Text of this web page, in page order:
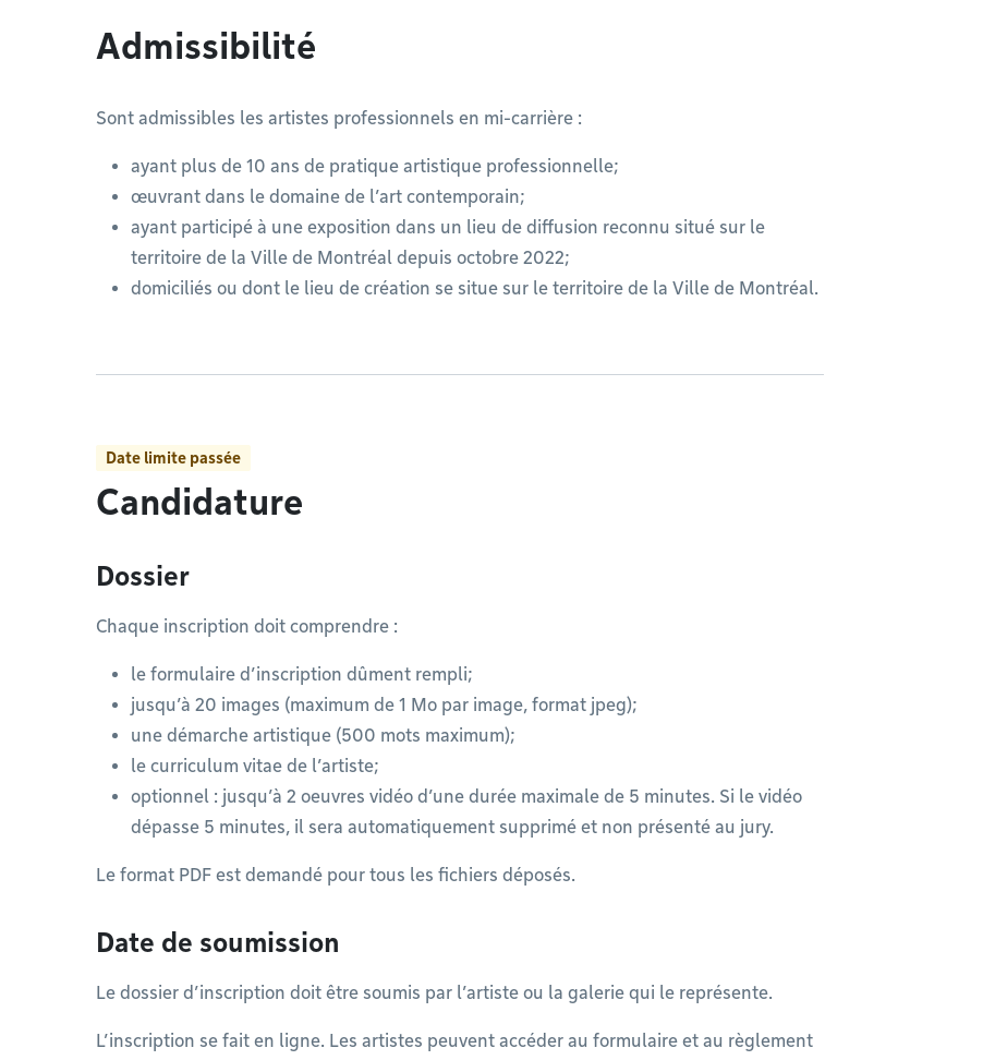
Admissibilité
Sont admissibles les artistes professionnels en mi-carrière :
ayant plus de 10 ans de pratique artistique professionnelle;
œuvrant dans le domaine de l’art contemporain;
ayant participé à une exposition dans un lieu de diffusion reconnu situé sur le
territoire de la Ville de Montréal depuis octobre 2022;
domiciliés ou dont le lieu de création se situe sur le territoire de la Ville de Montréal.
Date limite passée
Candidature
Dossier
Chaque inscription doit comprendre :
le formulaire d’inscription dûment rempli;
jusqu’à 20 images (maximum de 1 Mo par image, format jpeg);
une démarche artistique (500 mots maximum);
le curriculum vitae de l’artiste;
optionnel : jusqu’à 2 oeuvres vidéo d’une durée maximale de 5 minutes. Si le vidéo
dépasse 5 minutes, il sera automatiquement supprimé et non présenté au jury.
Le format PDF est demandé pour tous les fichiers déposés.
Date de soumission
Le dossier d’inscription doit être soumis par l’artiste ou la galerie qui le représente.
L’inscription se fait en ligne. Les artistes peuvent accéder au formulaire et au règlement